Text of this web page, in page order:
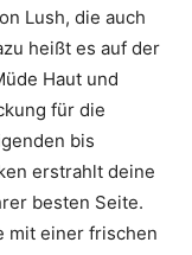
Lush, die auch
heißt es auf der
Haut und
für die
bis
erstrahlt deine
besten Seite.
mit einer frischen